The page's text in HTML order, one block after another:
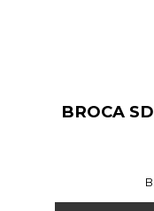
BROCA